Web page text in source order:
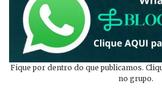
Fique por dentro do que publicamos.
no grupo.